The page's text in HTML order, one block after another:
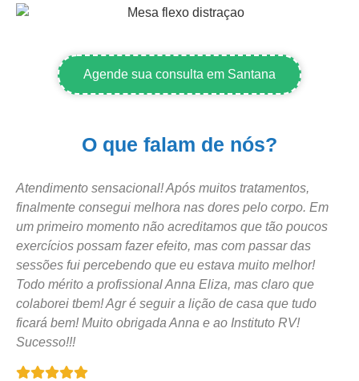
Agende sua consulta em Santana
O que falam de nós?
Atendimento sensacional! Após muitos tratamentos,
finalmente consegui melhora nas dores pelo corpo. Em
um primeiro momento não acreditamos que tão poucos
exercícios possam fazer efeito, mas com passar das
sessões fui percebendo que eu estava muito melhor!
Todo mérito a profissional Anna Eliza, mas claro que
colaborei tbem! Agr é seguir a lição de casa que tudo
ficará bem! Muito obrigada Anna e ao Instituto RV!
Sucesso!!!